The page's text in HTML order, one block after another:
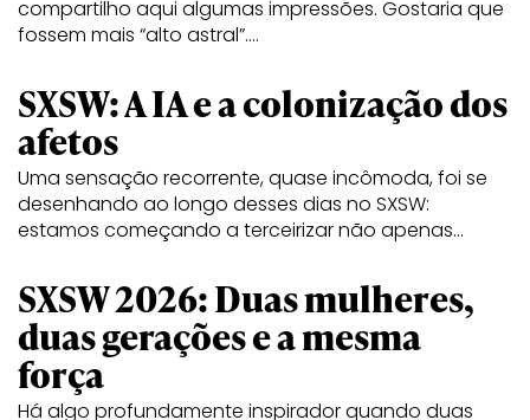
compartilho aqui algumas impressões. Gostaria que
fossem mais “alto astral”.…
SXSW: A IA e a colonização dos
afetos
Uma sensação recorrente, quase incômoda, foi se
desenhando ao longo desses dias no SXSW:
estamos começando a terceirizar não apenas…
SXSW 2026: Duas mulheres,
duas gerações e a mesma
força
Há algo profundamente inspirador quando duas